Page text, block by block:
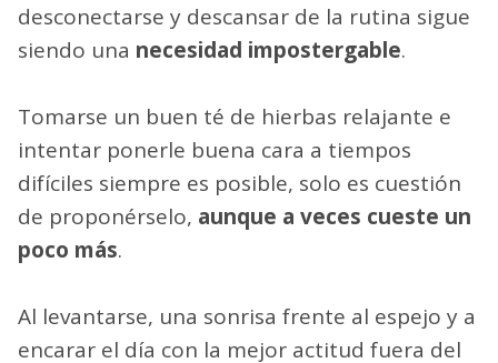
desconectarse y descansar de la rutina sigue
siendo una necesidad impostergable.
Tomarse un buen té de hierbas relajante e
intentar ponerle buena cara a tiempos
difíciles siempre es posible, solo es cuestión
de proponérselo, aunque a veces cueste un
poco más.
Al levantarse, una sonrisa frente al espejo y a
encarar el día con la mejor actitud fuera del